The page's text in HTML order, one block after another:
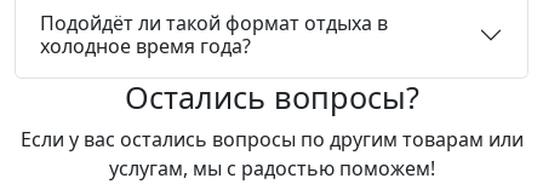
Подойдёт ли такой формат отдыха в
холодное время года?
Остались вопросы?
Если у вас остались вопросы по другим товарам или
услугам, мы с радостью поможем!